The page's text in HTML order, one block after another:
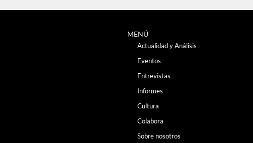
MENÚ
Actualidad y Análisis
Eventos
Entrevistas
Informes
Cultura
Colabora
Sobre nosotros